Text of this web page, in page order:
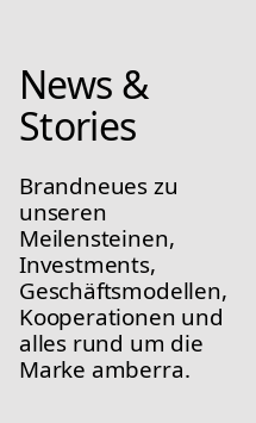
News &
Stories
Brandneues zu
unseren
Meilensteinen,
Investments,
Geschäftsmodellen,
Kooperationen und
alles rund um die
Marke amberra.